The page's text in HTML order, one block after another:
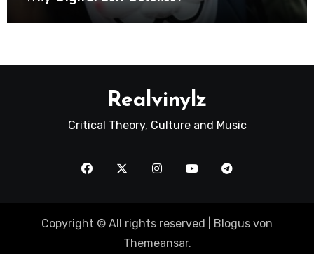
Realvinylz
Critical Theory, Culture and Music
Copyright © All rights reserved Blogus von
Themeansar.